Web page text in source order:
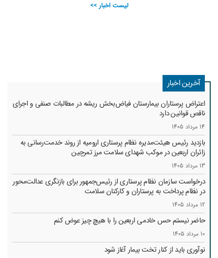
لیست اخبار >>
آخرین اخبار
اعتراض پرستاران بیمارستان فیاض‌بخش ریشه در مطالبات صنفی و اجرای
ناقص قوانین دارد
14 مرداد 1405
بازدید رئیس هیئت‌مدیره نظام پرستاری ارومیه از روند خدمت‌رسانی به
زائران اربعین در موکب شهدای سلامت مرز تمرچین
13 مرداد 1405
درخواست سازمان نظام پرستاری از رئیس‌جمهور برای بازنگری عدالت‌محور
در نظام پرداخت به پرستاران و کارکنان سلامت
12 مرداد 1405
حاضر نیستم حس خادمی اربعین را با هیچ چیز عوض کنم
10 مرداد 1405
نوآوری باید از کنار تخت بیمار آغاز شود